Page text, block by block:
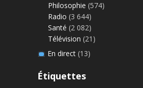
Philosophie (574)
Radio (3 644)
Santé (2 082)
Télévision (21)
En direct(13)
Étiquettes